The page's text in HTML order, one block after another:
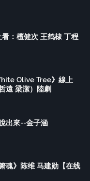
看：檀健次 王鹤棣 丁程
Olive Tree》線上
遠 梁潔）陸劇
出來--金子涵
魂》陈维 马建勋【在线